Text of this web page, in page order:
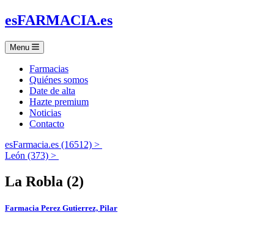
esFARMACIA.es
Menu
Farmacias
Quiénes somos
Date de alta
Hazte premium
Noticias
Contacto
esFarmacia.es (16512) >
León (373) >
La Robla (2)
Farmacia Perez Gutierrez, Pilar